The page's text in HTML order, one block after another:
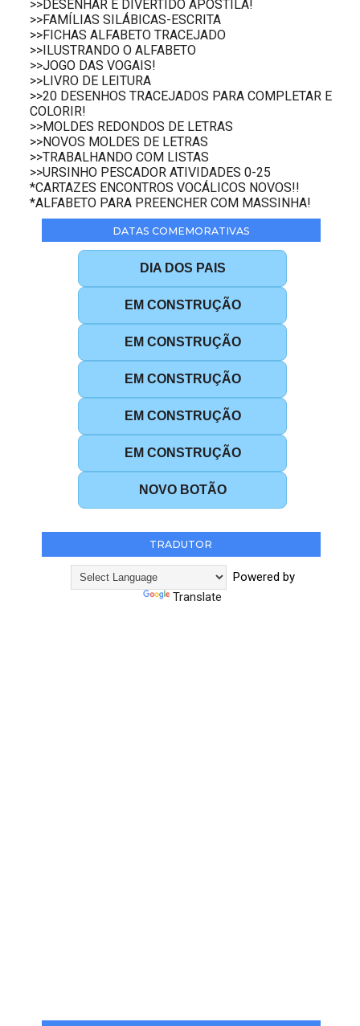
>>DESENHAR É DIVERTIDO APOSTILA!
>>FAMÍLIAS SILÁBICAS-ESCRITA
>>FICHAS ALFABETO TRACEJADO
>>ILUSTRANDO O ALFABETO
>>JOGO DAS VOGAIS!
>>LIVRO DE LEITURA
>>20 DESENHOS TRACEJADOS PARA COMPLETAR E
COLORIR!
>>MOLDES REDONDOS DE LETRAS
>>NOVOS MOLDES DE LETRAS
>>TRABALHANDO COM LISTAS
>>URSINHO PESCADOR ATIVIDADES 0-25
*CARTAZES ENCONTROS VOCÁLICOS NOVOS!!
*ALFABETO PARA PREENCHER COM MASSINHA!
DATAS COMEMORATIVAS
DIA DOS PAIS
EM CONSTRUÇÃO
EM CONSTRUÇÃO
EM CONSTRUÇÃO
EM CONSTRUÇÃO
EM CONSTRUÇÃO
NOVO BOTÃO
TRADUTOR
Powered by
Translate